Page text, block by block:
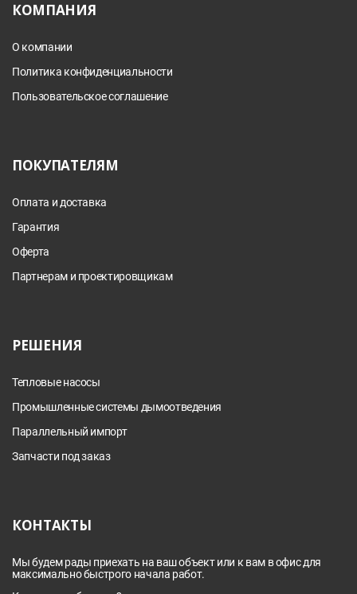
КОМПАНИЯ
О компании
Политика конфиденциальности
Пользовательское соглашение
ПОКУПАТЕЛЯМ
Оплата и доставка
Гарантия
Оферта
Партнерам и проектировщикам
РЕШЕНИЯ
Тепловые насосы
Промышленные системы дымоотведения
Параллельный импорт
Запчасти под заказ
КОНТАКТЫ
Мы будем рады приехать на ваш объект или к вам в офис для
максимально быстрого начала работ.